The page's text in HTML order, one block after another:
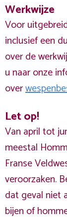
Werkwijze
Voor
inclusief een
over de
u naar onze
over
Let op!
Van april tot
meestal
Franse
veroorzaken.
dat geval niet
bijen of